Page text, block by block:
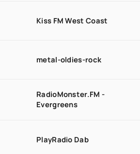
Kiss FM West Coast
metal-oldies-rock
RadioMonster.FM -
Evergreens
PlayRadio Dab